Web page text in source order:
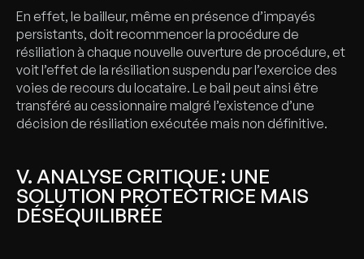
En effet, le bailleur, même en présence d’impayés
persistants, doit recommencer la procédure de
résiliation à chaque nouvelle ouverture de procédure, et
voit l’effet de la résiliation suspendu par l’exercice des
voies de recours du locataire. Le bail peut ainsi être
transféré au cessionnaire malgré l’existence d’une
décision de résiliation exécutée mais non définitive.
V. ANALYSE CRITIQUE : UNE
SOLUTION PROTECTRICE MAIS
DÉSÉQUILIBRÉE